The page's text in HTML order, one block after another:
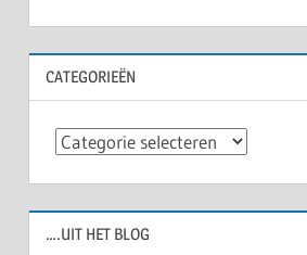
CATEGORIEËN
Categorieën
….UIT HET BLOG